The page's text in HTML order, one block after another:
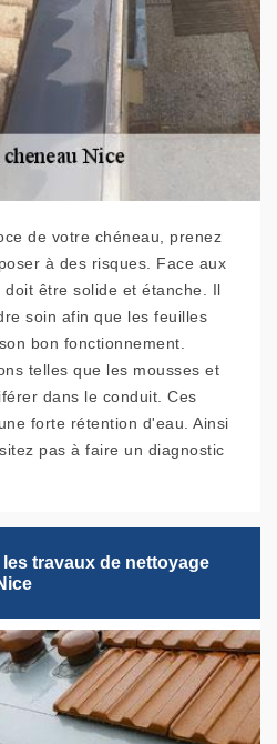
de votre chéneau, prenez
à des risques. Face aux
être solide et étanche. Il
soin afin que les feuilles
bon fonctionnement.
telles que les mousses et
dans le conduit. Ces
forte rétention d'eau. Ainsi
pas à faire un diagnostic
travaux de nettoyage